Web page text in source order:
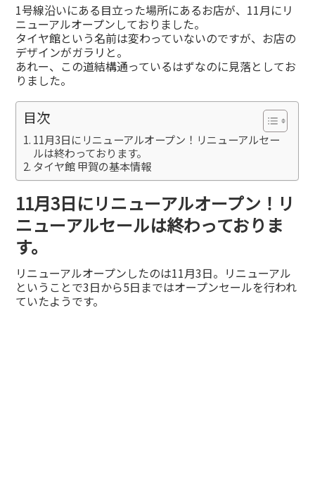
1号線沿いにある目立った場所にあるお店が、11月にリ
ニューアルオープンしておりました。
タイヤ館という名前は変わっていないのですが、お店の
デザインがガラリと。
あれー、この道結構通っているはずなのに見落としてお
りました。
目次
11月3日にリニューアルオープン！リニューアルセー
ルは終わっております。
タイヤ館 甲賀の基本情報
11月3日にリニューアルオープン！リ
ニューアルセールは終わっておりま
す。
リニューアルオープンしたのは11月3日。リニューアル
ということで3日から5日まではオープンセールを行われ
ていたようです。